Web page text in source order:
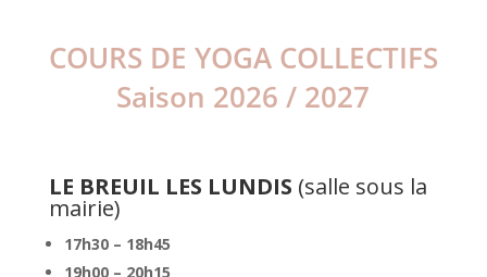
COURS DE YOGA COLLECTIFS
Saison 2026 / 2027
LE BREUIL LES LUNDIS (salle sous la
mairie)
17h30 – 18h45
19h00 – 20h15